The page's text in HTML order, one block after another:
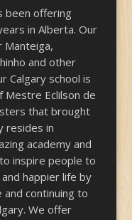
been offering
in Alberta. Our
Manteiga,
and other
Calgary school is
Mestre Eclilson de
that brought
resides in
academy and
inspire people to
happier life by
continuing to
We offer